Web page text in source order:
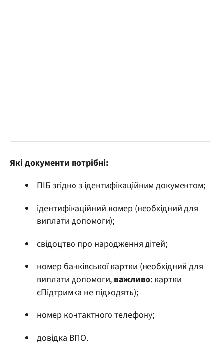
Які документи потрібні:
ПІБ згідно з ідентифікаційним документом;
ідентифікаційний номер (необхідний для
виплати допомоги);
свідоцтво про народження дітей;
номер банківської картки (необхідний для
виплати допомоги, важливо: картки
єПідтримка не підходять);
номер контактного телефону;
довідка ВПО.